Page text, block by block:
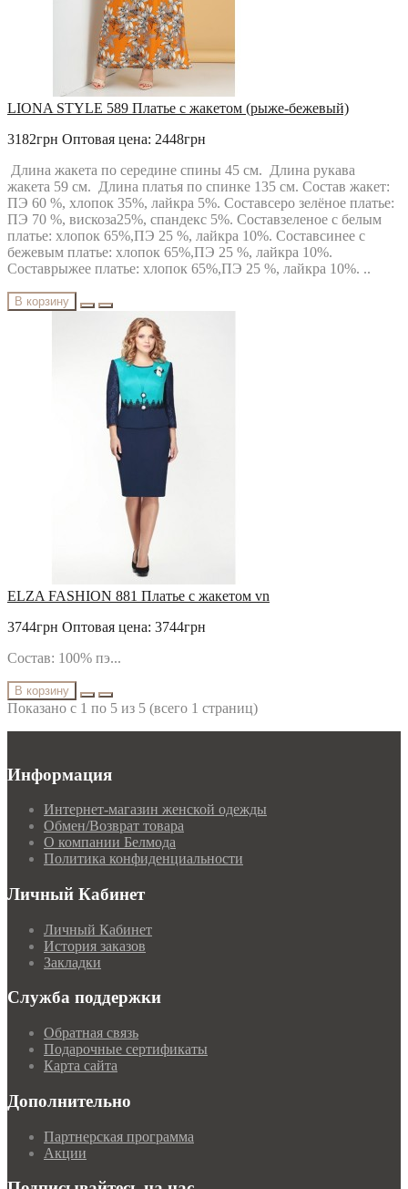
LIONA STYLE 589 Платье с жакетом (рыже-бежевый)
3182грн Оптовая цена: 2448грн
Длина жакета по середине спины 45 см. Длина рукава
жакета 59 см. Длина платья по спинке 135 см. Состав жакет:
ПЭ 60 %, хлопок 35%, лайкра 5%. Составсеро зелёное платье:
ПЭ 70 %, вискоза25%, спандекс 5%. Составзеленое с белым
платье: хлопок 65%,ПЭ 25 %, лайкра 10%. Составсинее с
бежевым платье: хлопок 65%,ПЭ 25 %, лайкра 10%.
Составрыжее платье: хлопок 65%,ПЭ 25 %, лайкра 10%. ..
В корзину
ELZA FASHION 881 Платье с жакетом vn
3744грн Оптовая цена: 3744грн
Состав: 100% пэ...
В корзину
Показано с 1 по 5 из 5 (всего 1 страниц)
Информация
Интернет-магазин женской одежды
Обмен/Возврат товара
О компании Белмода
Политика конфиденциальности
Личный Кабинет
Личный Кабинет
История заказов
Закладки
Служба поддержки
Обратная связь
Подарочные сертификаты
Карта сайта
Дополнительно
Партнерская программа
Акции